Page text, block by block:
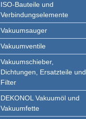
ISO-Bauteile und
Verbindungselemente
Vakuumsauger
Vakuumventile
Vakuumschieber,
Dichtungen, Ersatzteile und
Filter
DEKONOL Vakuumöl und
Vakuumfette